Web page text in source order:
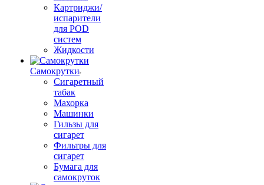
Картриджи/
испарители
для POD
систем
Жидкости
Самокрутки
Сигаретный
табак
Махорка
Машинки
Гильзы для
сигарет
Фильтры для
сигарет
Бумага для
самокруток